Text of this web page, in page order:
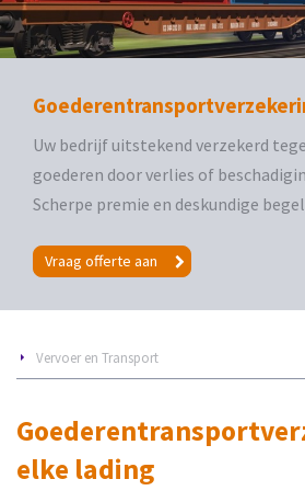
Uw bedrijf uitstekend verzekerd
goederen door verlies of
Scherpe premie en deskundige
Vraag offerte aan
Vervoer en Transport
elke lading